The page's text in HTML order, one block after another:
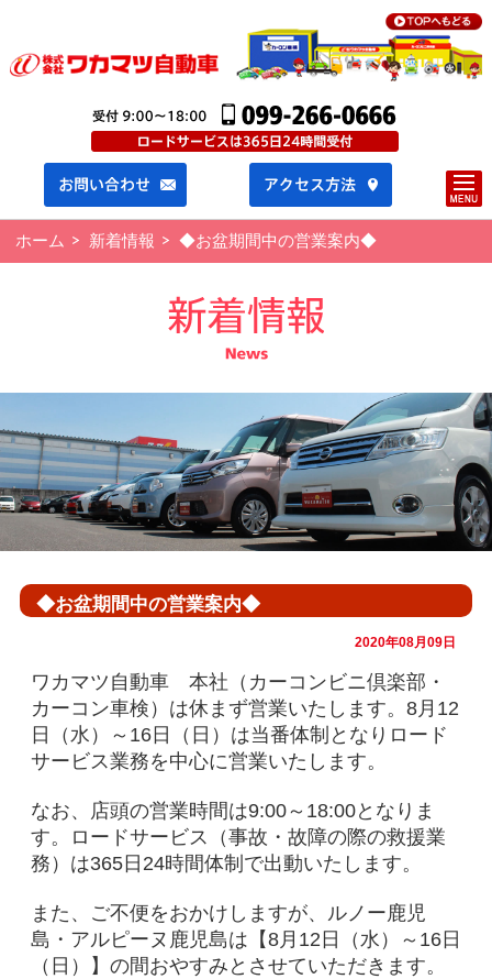
ホーム 新着情報 ◆お盆期間中の営業案内◆
◆お盆期間中の営業案内◆
2020年08月09日
ワカマツ自動車 本社（カーコンビニ倶楽部・
カーコン車検）は休まず営業いたします。 8月12
日（水）～16日（日）は当番体制となりロード
サービス業務を中心に営業いたします。
なお、店頭の営業時間は9:00～18:00となりま
す。 ロードサービス（事故・故障の際の救援業
務）は365日24時間体制で出動いたします。
また、ご不便をおかけしますが、ルノー鹿児
島・アルピーヌ鹿児島は【8月12日（水）～16日
（日）】の間おやすみとさせていただきます。